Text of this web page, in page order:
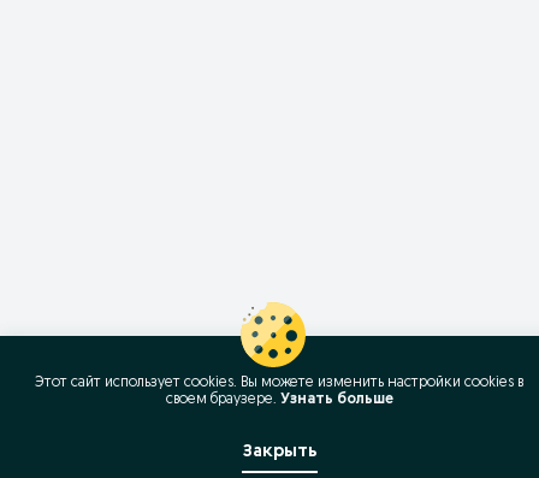
Этот сайт использует cookies. Вы можете изменить настройки cookies в
своeм браузере. Узнать больше
Закрыть